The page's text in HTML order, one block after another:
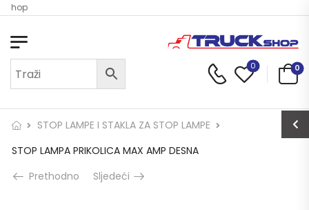
Shop
0 0
STOP LAMPE I STAKLA ZA STOP LAMPE
STOP LAMPA PRIKOLICA MAX AMP DESNA
Prethodno
Sljedeći